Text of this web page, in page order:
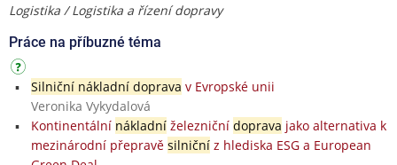
Logistika / Logistika a řízení dopravy
Práce na příbuzné téma
Silniční nákladní doprava v Evropské unii
Veronika Vykydalová
Kontinentální nákladníželezniční doprava jako alternativa k
mezinárodní přepravě silničníz hlediska ESG a European